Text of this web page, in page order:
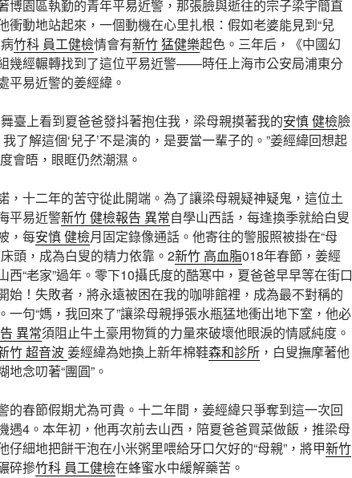
博園區執勤的青年平易近警，那張臉與逝往的宗子梁宇簡直
衝動地站起來，一個動機在心里扎根：假如老婆能見到“兒
竹科 員工健檢情會有新竹 猛健樂起色。三年后，《中國幻
幾經輾轉找到了這位平易近警——時任上海市公安局浦東分
平易近警的姜經緯。
臺上看到夏爸爸發抖著抱住我，梁母親摸著我的安慎 健檢臉
我了解這個‘兒子’不是演的，是要當一輩子的。”姜經緯回想起
會晤，眼眶仍然潮濕。
，十二年的苦守從此開端。為了讓梁母親疑神疑鬼，這位土
平易近警新竹 健檢報告 異常自學山西話，每逢換季就給白叟
，每安慎 健檢月固定錄像通話。他寄往的警服照被掛在“母
頭，成為白叟的精力依靠。2新竹 高血脂018年春節，姜經
西“老家”過年。零下10攝氏度的酷寒中，夏爸爸早早等在街口
始！失敗者，將永遠被困在我的咖啡館裡，成為最不對稱的
一句“媽，我回來了”讓梁母親掙張水瓶猛地衝出地下室，他必
異常須阻止牛土豪用物質的力量來破壞他眼淚的情感純度。
竹 超音波姜經緯為她換上新年棉鞋森和診所 ，白叟撫摩著他
地念叨著“團圓”。
的春節假期尤為可貴。十二年間，姜經緯只爭奪到這一次回
遇4。本年初，他再次前去山西，陪夏爸爸買菜做飯，推梁母
仔細地把餅干泡在小米粥里喂給牙口欠好的“母親”，將甲新竹
碎摻竹科 員工健檢在蜂蜜水中緩解藥苦。